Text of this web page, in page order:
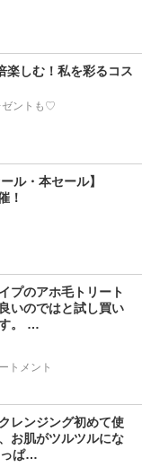
楽しむ！私を彩るコス
ゼントも♡
ル・本セール】
！
プのアホ毛トリート
いのではと試し買い
。 …
トメント
レンジング初めて使
お肌がツルツルにな
っぱ…